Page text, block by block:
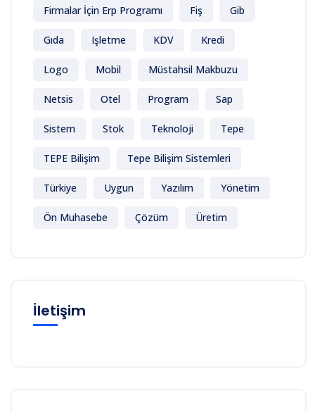
Firmalar İçin Erp Programı Fiş Gib
Gıda Işletme KDV Kredi
Logo Mobil Müstahsil Makbuzu
Netsis Otel Program Sap
Sistem Stok Teknoloji Tepe
TEPE Bilişim Tepe Bilişim Sistemleri
Türkiye Uygun Yazılım Yönetim
Ön Muhasebe Çözüm Üretim
İletişim